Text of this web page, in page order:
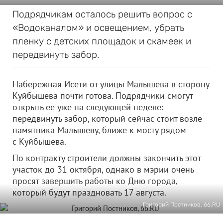
Подрядчикам осталось решить вопрос с
«Водоканалом» и освещением, убрать
пленку с детских площадок и скамеек и
передвинуть забор.
Набережная Исети от улицы Малышева в сторону
Куйбышева почти готова. Подрядчики смогут
открыть ее уже на следующей неделе:
передвинуть забор, который сейчас стоит возле
памятника Малышеву, ближе к мосту рядом
с Куйбышева.
По контракту строители должны закончить этот
участок до 31 октября, однако в мэрии очень
просят завершить работы ко Дню города,
который будут праздновать 17 августа.
Григорий Постников, 66.RU